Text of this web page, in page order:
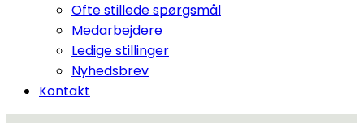
Ofte stillede spørgsmål
Medarbejdere
Ledige stillinger
Nyhedsbrev
Kontakt